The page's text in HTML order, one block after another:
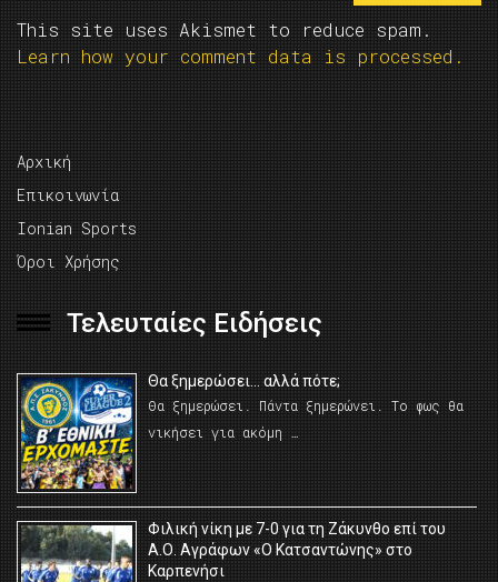
This site uses Akismet to reduce spam.
Learn how your comment data is processed.
Αρχική
Επικοινωνία
Ionian Sports
Όροι Χρήσης
Τελευταίες Ειδήσεις
Θα ξημερώσει… αλλά πότε;
Θα ξημερώσει. Πάντα ξημερώνει. Το φως θα
νικήσει για ακόμη …
Φιλική νίκη με 7-0 για τη Ζάκυνθο επί του
Α.Ο. Αγράφων «Ο Κατσαντώνης» στο
Καρπενήσι